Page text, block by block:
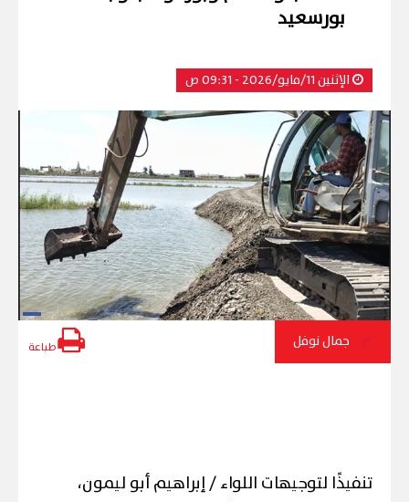
بورسعيد
الإثنين 11/مايو/2026 - 09:31 ص
جمال نوفل طباعة
تنفيذًا لتوجيهات اللواء / إبراهيم أبو ليمون،